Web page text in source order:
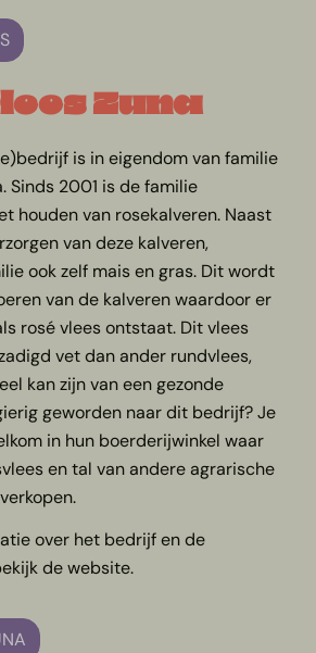
Zuna
is in eigendom van familie
Sinds 2001 is de familie
houden van rosekalveren. Naast
van deze kalveren,
ook zelf mais en gras. Dit wordt
van de kalveren waardoor er
rosé vlees ontstaat. Dit vlees
vet dan ander rundvlees,
kan zijn van een gezonde
geworden naar dit bedrijf? Je
in hun boerderijwinkel waar
en tal van andere agrarische
over het bedrijf en de
de website.